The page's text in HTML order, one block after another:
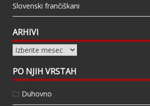
Slovenski frančiškani
ARHIVI
Arhivi
PO NJIH VRSTAH
Duhovno